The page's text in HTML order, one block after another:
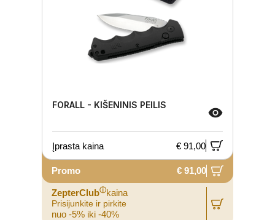
FORALL - KIŠENINIS PEILIS
Įprasta kaina € 91,00
Promo € 91,00
ZepterClubⓘkaina
Prisijunkite ir pirkite
nuo -5% iki -40%